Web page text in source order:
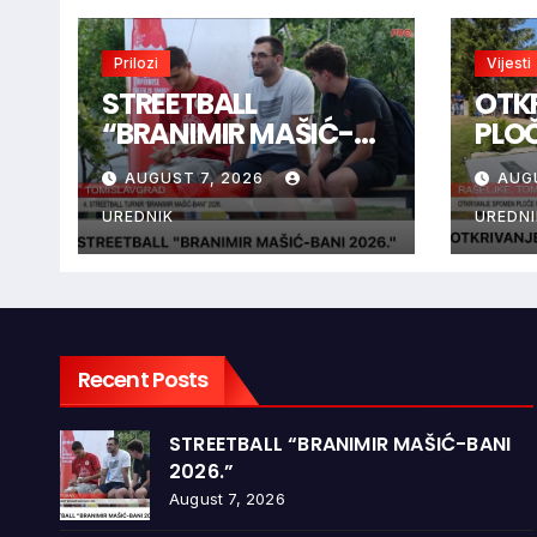
Prilozi
STREETBALL
“BRANIMIR MAŠIĆ-
BANI 2026.”
AUGUST 7, 2026
UREDNIK
Vijesti
Recent Posts
STREETBALL “BRANIMIR MAŠIĆ-BANI
2026.”
August 7, 2026